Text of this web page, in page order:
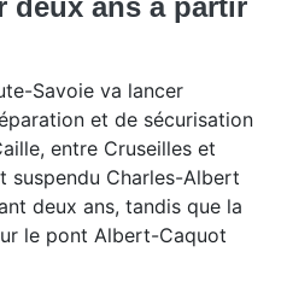
deux ans à partir
Savoie va lancer
et de sécurisation
entre Cruseilles et
suspendu Charles-Albert
deux ans, tandis que la
le pont Albert-Caquot